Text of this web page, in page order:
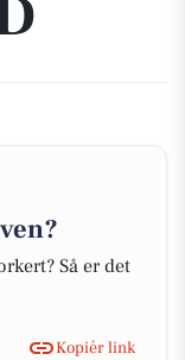
Så er det
Kopiér link